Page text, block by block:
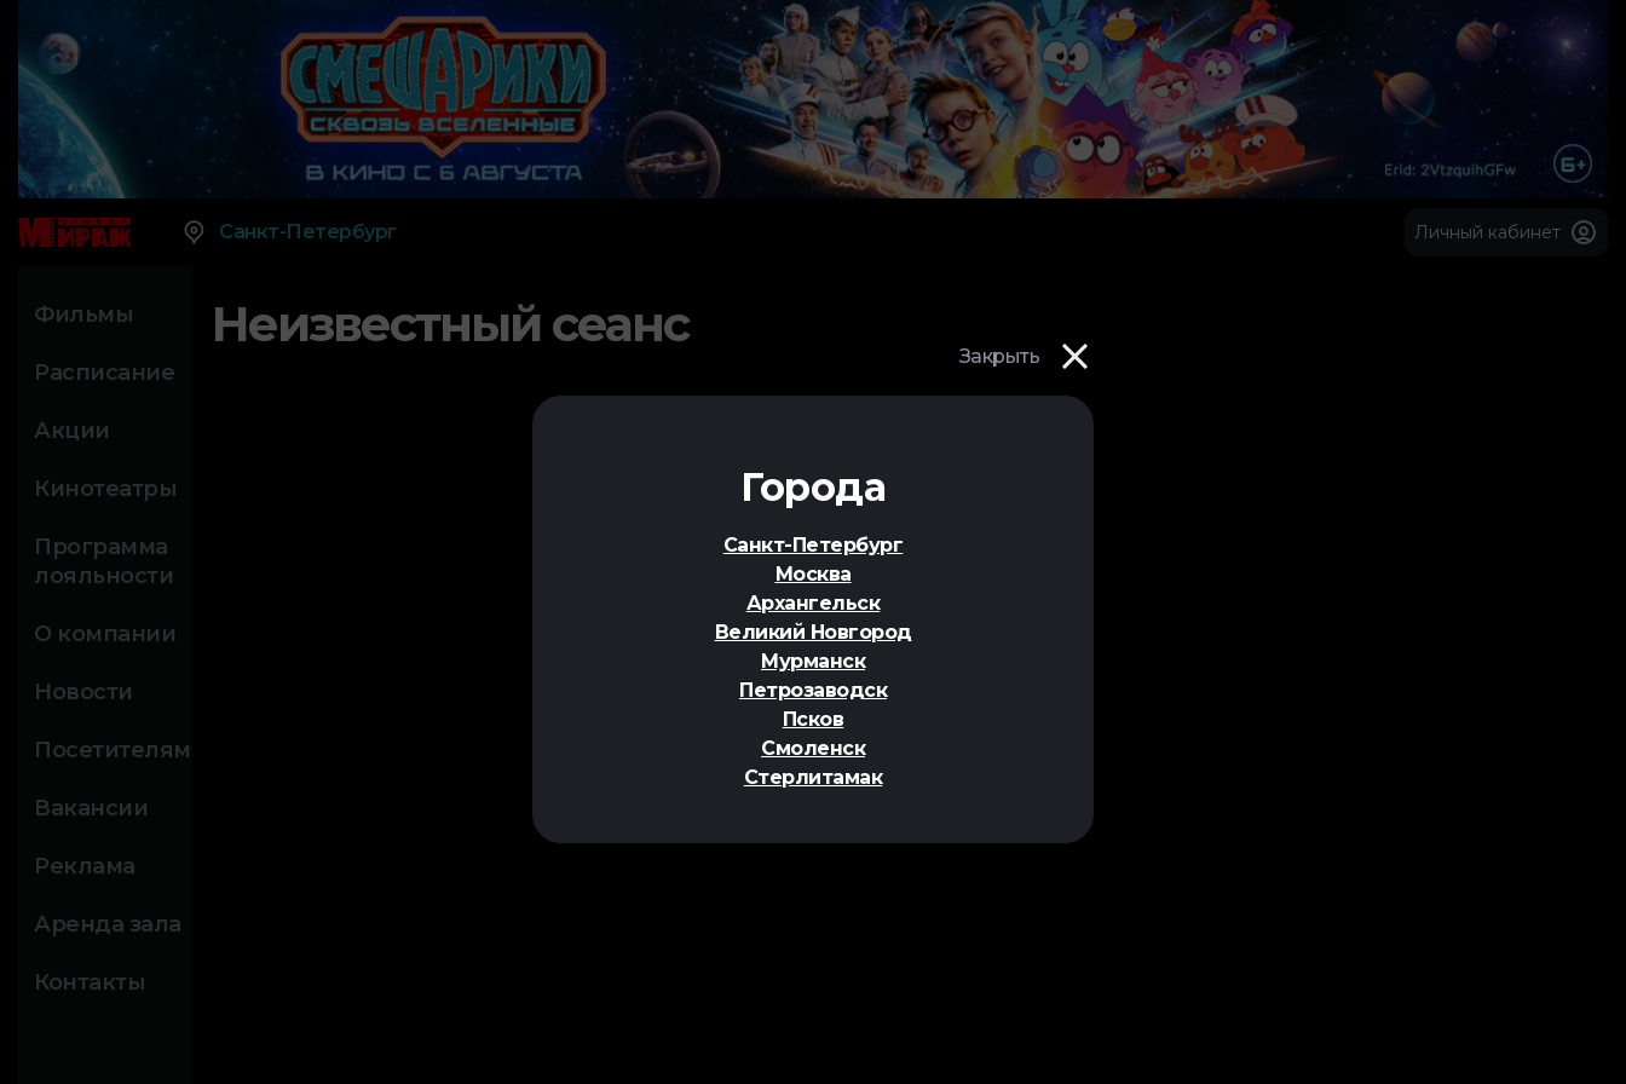
Закрыть
Города
Санкт-Петербург
Москва
Архангельск
Великий Новгород
Мурманск
Петрозаводск
Псков
Смоленск
Стерлитамак
Санкт-Петербург Личный кабинет
Фильмы
Расписание
Акции
Кинотеатры
Программа
лояльности
О компании
Новости
Посетителям
Вакансии
Реклама
Аренда зала
Контакты
Неизвестный сеанс